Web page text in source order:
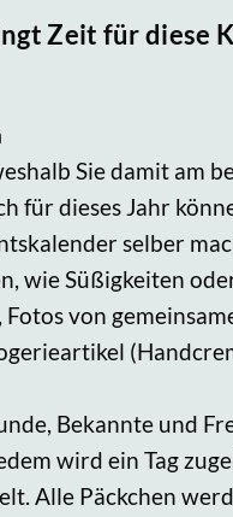
Zeit für diese
Sie damit am
für dieses Jahr
selber
wie Süßigkeiten
von
Bekannte und
wird ein Tag
Alle Päckchen